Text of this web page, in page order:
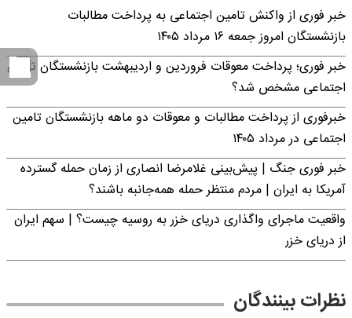
خبر فوری از واکنش تامین اجتماعی به پرداخت مطالبات
بازنشستگان امروز جمعه ۱۶ مرداد ۱۴۰۵
خبر فوری؛ پرداخت معوقات فروردین و اردیبهشت بازنشستگان تامین
اجتماعی مشخص شد؟
خبرفوری از پرداخت مطالبات و معوقات دو ماهه بازنشستگان تامین
اجتماعی در مرداد ۱۴۰۵
خبر فوری جنگ | پیش‌بینی غلامرضا انصاری از زمان حمله گسترده
آمریکا به ایران | مردم منتظر حمله همه‌جانبه باشند؟
واقعیت ماجرای واگذاری دریای خزر به روسیه چیست؟ | سهم ایران
از دریای خزر
نظرات بینندگان